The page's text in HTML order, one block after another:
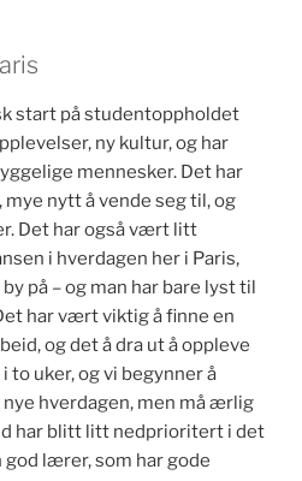
start på studentoppholdet
ny kultur, og har
mennesker. Det har
nytt å vende seg til, og
Det har også vært litt
i hverdagen her i Paris,
på – og man har bare lyst til
har vært viktig å finne en
og det å dra ut å oppleve
to uker, og vi begynner å
hverdagen, men må ærlig
har blitt litt nedprioritert i det
god lærer, som har gode